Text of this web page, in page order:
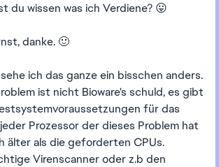
du wissen was ich Verdiene? 😛
danke. 🙂
ich das ganze ein bisschen anders.
ist nicht Bioware's schuld, es gibt
für das
Prozessor der dieses Problem hat
älter als die geforderten CPUs.
Virenscanner oder z.b den